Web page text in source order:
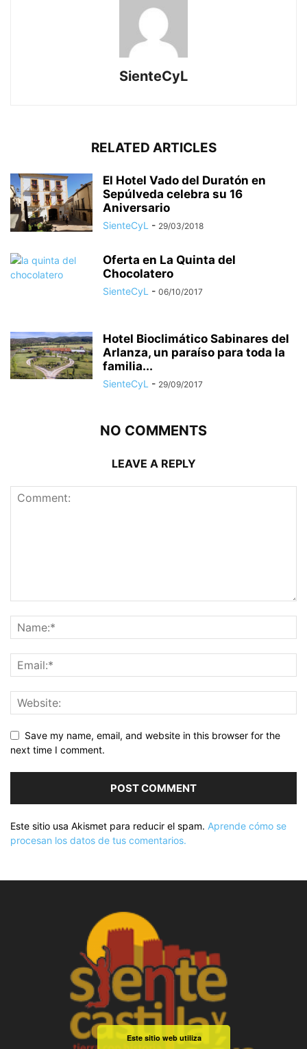
SienteCyL
RELATED ARTICLES
El Hotel Vado del Duratón en
Sepúlveda celebra su 16
Aniversario
SienteCyL - 29/03/2018
Oferta en La Quinta del
Chocolatero
SienteCyL - 06/10/2017
Hotel Bioclimático Sabinares del
Arlanza, un paraíso para toda la
familia...
SienteCyL - 29/09/2017
NO COMMENTS
LEAVE A REPLY
Save my name, email, and website in this browser for the
next time I comment.
Este sitio usa Akismet para reducir el spam. Aprende cómo se
procesan los datos de tus comentarios.
Este sitio web utiliza